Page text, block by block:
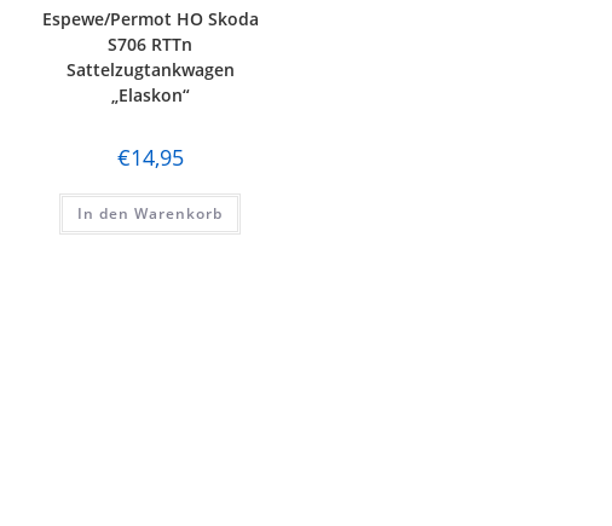
Espewe/Permot HO Skoda
S706 RTTn
Sattelzugtankwagen
„Elaskon“
€14,95
In den Warenkorb